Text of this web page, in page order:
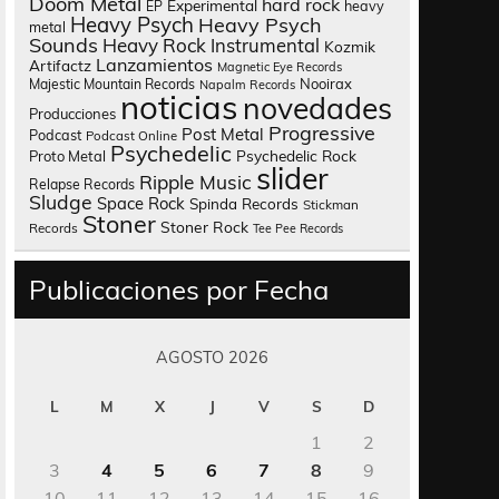
EP Experimental hard rock heavy
metal Heavy Psych Heavy Psych
Sounds Heavy Rock Instrumental Kozmik
Artifactz Lanzamientos Magnetic Eye Records
Majestic Mountain Records Napalm Records Nooirax
Producciones noticias novedades
Podcast Podcast Online Post Metal Progressive
Proto Metal Psychedelic Psychedelic Rock
Relapse Records Ripple Music slider
Sludge Space Rock Spinda Records Stickman
Records Stoner Stoner Rock Tee Pee Records
Publicaciones por Fecha
AGOSTO 2026
L M X J V S D
1
2
3
4 5 6 7 8
9